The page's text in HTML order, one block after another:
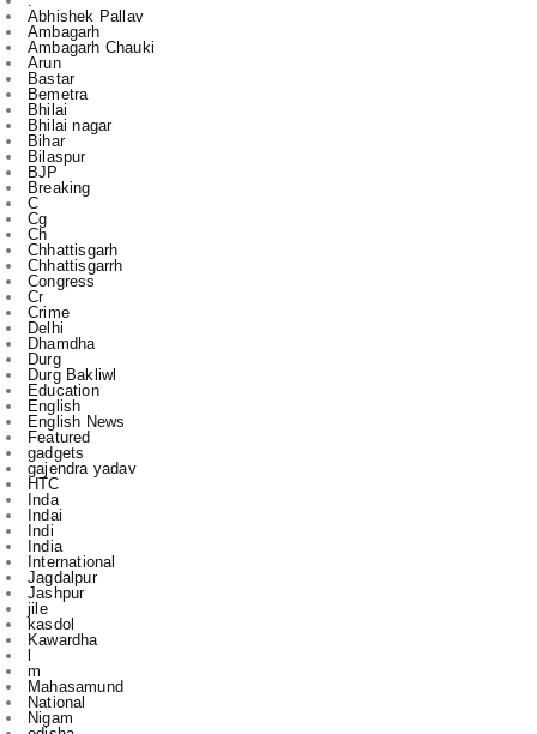
Bastar
Bemetra
Bhilai
Bhilai nagar
Bihar
Bilaspur
BJP
Breaking
C
Cg
Ch
Chhattisgarh
Chhattisgarrh
Congress
Cr
Crime
Delhi
Dhamdha
Durg
Durg Bakliwl
Education
English
English News
Featured
gadgets
gajendra yadav
HTC
Inda
Indai
Indi
India
International
Jagdalpur
Jashpur
jile
kasdol
Kawardha
l
m
Mahasamund
National
Nigam
odisha
other
Police
Politics
r